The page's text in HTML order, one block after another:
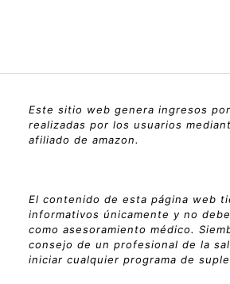
Este sitio web genera ingresos
realizadas por los usuarios
afiliado de amazon.
El contenido de esta página web
informativos únicamente y no
como asesoramiento médico.
consejo de un profesional de la
iniciar cualquier programa de